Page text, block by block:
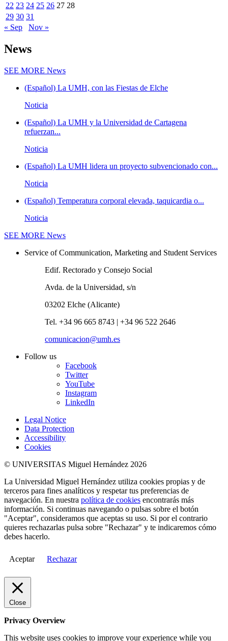
22 23 24 25 26 27 28
29 30 31
« Sep
Nov »
News
SEE MORE News
(Español) La UMH, con las Fiestas de Elche
Noticia
(Español) La UMH y la Universidad de Cartagena
refuerzan...
Noticia
(Español) La UMH lidera un proyecto subvencionado con...
Noticia
(Español) Temperatura corporal elevada, taquicardia o...
Noticia
SEE MORE News
Service of Communication, Marketing and Student Services
Edif. Rectorado y Consejo Social
Avda. de la Universidad, s/n
03202 Elche (Alicante)
Tel. +34 96 665 8743 | +34 96 522 2646
comunicacion@umh.es
Follow us
Facebook
Twitter
YouTube
Instagram
LinkedIn
Legal Notice
Data Protection
Accessibility
Cookies
© UNIVERSITAS Miguel Hernández 2026
La Universidad Miguel Hernández utiliza cookies propias y de
terceros para fines analíticos y respetar tus preferencias de
navegación. En nuestra política de cookies encontrarás más
información. Si continuas navegando o pulsas sobre el botón
"Aceptar", consideramos que aceptas su uso. Si por el contrario
quieres rechazarlas pulsa sobre "Rechazar" y te indicaremos cómo
debes hacerlo.
Aceptar Rechazar
Close
Privacy Overview
This website uses cookies to improve your experience while you